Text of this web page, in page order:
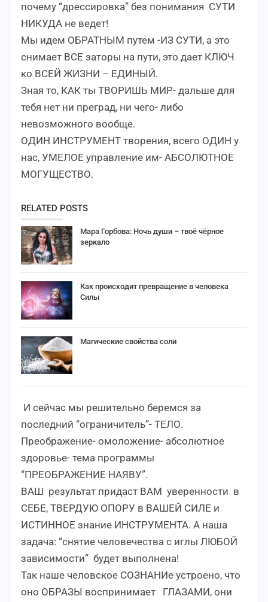
почему “дрессировка” без понимания СУТИ
НИКУДА не ведет!
Мы идем ОБРАТНЫМ путем -ИЗ СУТИ, а это
снимает ВСЕ заторы на пути, это дает КЛЮЧ
ко ВСЕЙ ЖИЗНИ – ЕДИНЫЙ.
Зная то, КАК ты ТВОРИШЬ МИР- дальше для
тебя нет ни преград, ни чего- либо
невозможного вообще.
ОДИН ИНСТРУМЕНТ творения, всего ОДИН у
нас, УМЕЛОЕ управление им- АБСОЛЮТНОЕ
МОГУЩЕСТВО.
RELATED POSTS
Мара Горбова: Ночь души – твоё чёрное
зеркало
Как происходит превращение в человека
Силы
Магические свойства соли
И сейчас мы решительно беремся за
последний “ограничитель”- ТЕЛО.
Преображение- омоложение- абсолютное
здоровье- тема программы
“ПРЕОБРАЖЕНИЕ НАЯВУ”.
ВАШ результат придаст ВАМ уверенности в
СЕБЕ, ТВЕРДУЮ ОПОРУ в ВАШЕЙ СИЛЕ и
ИСТИННОЕ знание ИНСТРУМЕНТА. А наша
задача: “снятие человечества с иглы ЛЮБОЙ
зависимости” будет выполнена!
Так наше человское СОЗНАНИе устроено, что
оно ОБРАЗЫ воспринимает ГЛАЗАМИ, они